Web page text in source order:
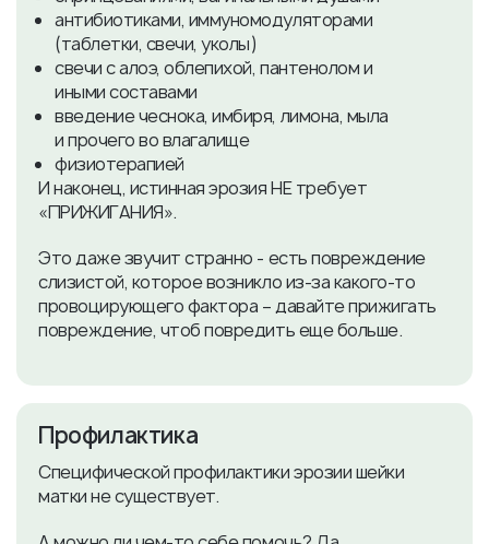
антибиотиками, иммуномодуляторами
(таблетки, свечи, уколы)
свечи с алоэ, облепихой, пантенолом и
иными составами
введение чеснока, имбиря, лимона, мыла
и прочего во влагалище
физиотерапией
И наконец, истинная эрозия НЕ требует
«ПРИЖИГАНИЯ».
Это даже звучит странно - есть повреждение
слизистой, которое возникло из-за какого-то
провоцирующего фактора – давайте прижигать
повреждение, чтоб повредить еще больше.
Профилактика
Специфической профилактики эрозии шейки
матки не существует.